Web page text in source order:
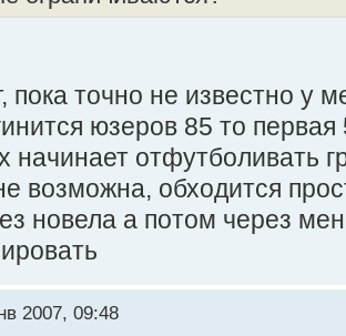
пока точно не известно у
юзеров 85 то
начинает отфутболивать
возможна, обходится
новела а потом через
2007, 09:48